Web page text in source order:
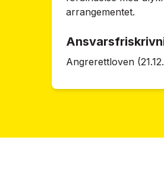
arrangementet.
Angrerettloven